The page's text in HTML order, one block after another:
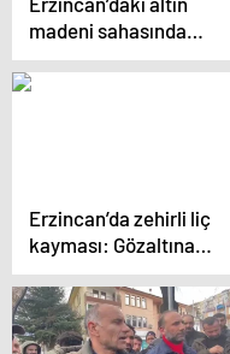
madeni sahasında
toprak kayması
yaşandı
Erzincan’da zehirli liç
kayması: Gözaltına
alınanlar adliyeye sevk
edildi